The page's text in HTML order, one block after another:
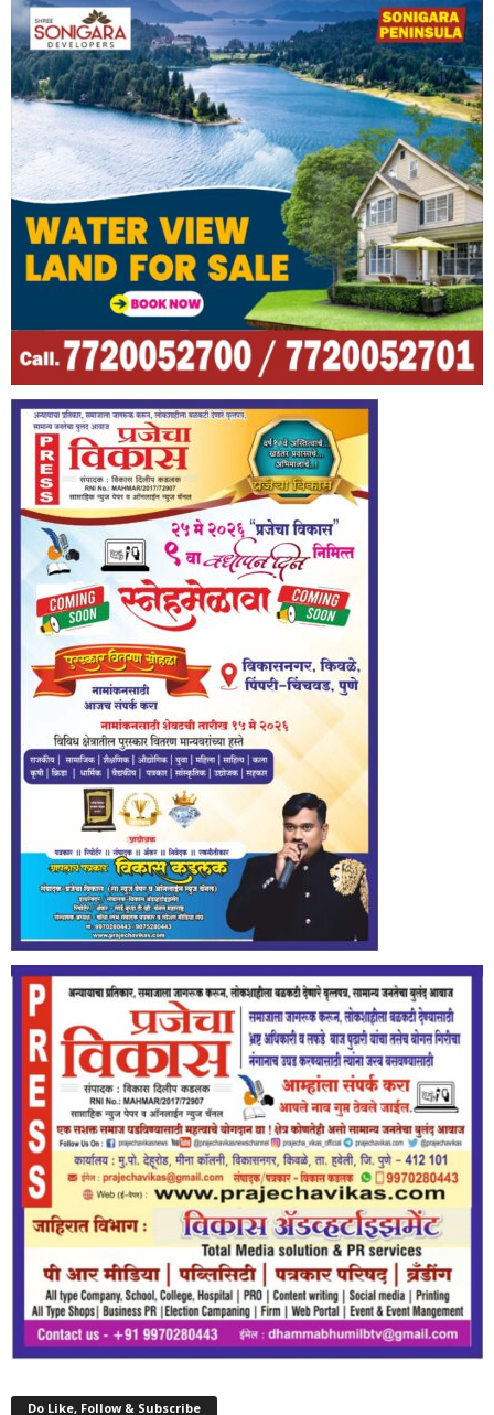
Do Like, Follow & Subscribe